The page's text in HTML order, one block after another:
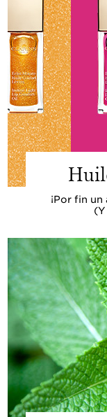
¡Por fin